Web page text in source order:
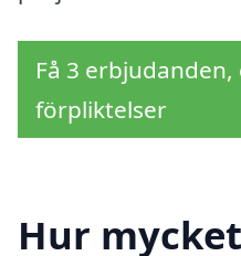
Få 3
förpliktelser
Hur